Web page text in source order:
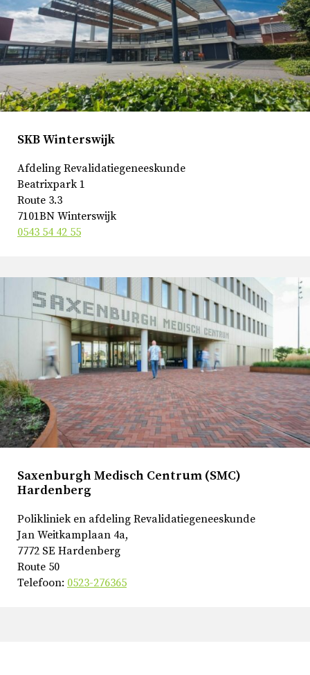
SKB Winterswijk
Afdeling Revalidatiegeneeskunde
Beatrixpark 1
Route 3.3
7101BN Winterswijk
0543 54 42 55
Saxenburgh Medisch Centrum (SMC)
Hardenberg
Polikliniek en afdeling Revalidatiegeneeskunde
Jan Weitkamplaan 4a,
7772 SE Hardenberg
Route 50
Telefoon: 0523-276365